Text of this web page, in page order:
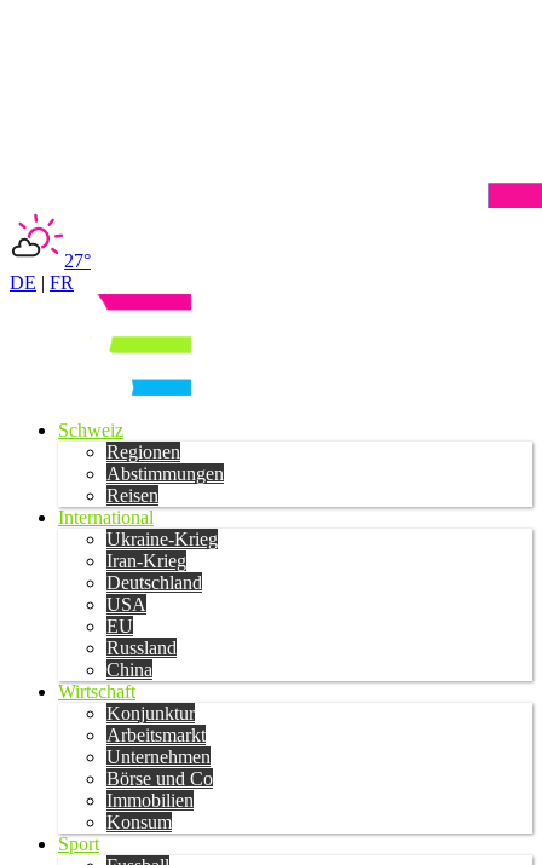
27°
DE | FR
Schweiz
Regionen
Abstimmungen
Reisen
International
Ukraine-Krieg
Iran-Krieg
Deutschland
USA
EU
Russland
China
Wirtschaft
Konjunktur
Arbeitsmarkt
Unternehmen
Börse und Co
Immobilien
Konsum
Sport